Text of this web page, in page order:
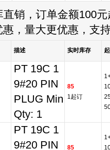
销，订单金额100元
，量大更优惠，支
描述 实时库存
PT 19C 1
9#20 PIN
PLUG Min
Qty: 1
85
1起订
PT 19C 1
9#20 PIN
85